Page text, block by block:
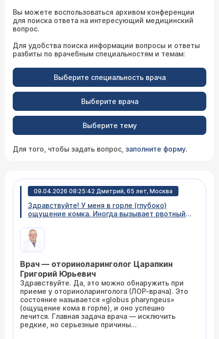
Вы можете воспользоваться архивом конференции
для поиска ответа на интересующий медицинский
вопрос.
Для удобства поиска информации вопросы и ответы
разбиты по врачебным специальностям и темам:
Выберите специальность врача
Выберите врача
Выберите тему
Для того, чтобы задать вопрос, заполните форму.
09.04.2026 08:25:42 Дмитрий, 65 лет, Москва
Здравствуйте! У меня в горле (глубоко)
ощущение комка. Иногда вызывает рвотный
"пропихивается" твердой пищей. Можно это
при приеме обнаружить? Спасибо!
Врач — оториноларинголог Царапкин
Григорий Юрьевич
Здравствуйте. Да, это можно обнаружить при
приеме у оториноларинголога (ЛОР-врача). Это
состояние называется «globus pharyngeus»
(ощущение кома в горле), и оно успешно
лечится. Главная задача врача — исключить
редкие, но серьезные причины